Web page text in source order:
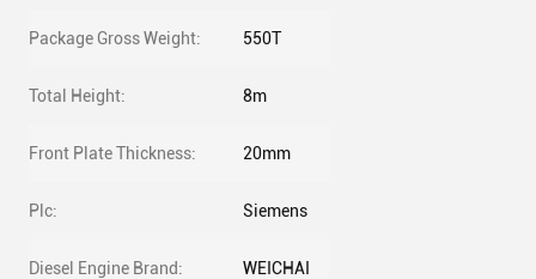
Package Gross Weight: 550T
Total Height: 8m
Front Plate Thickness: 20mm
Plc: Siemens
Diesel Engine Brand: WEICHAI